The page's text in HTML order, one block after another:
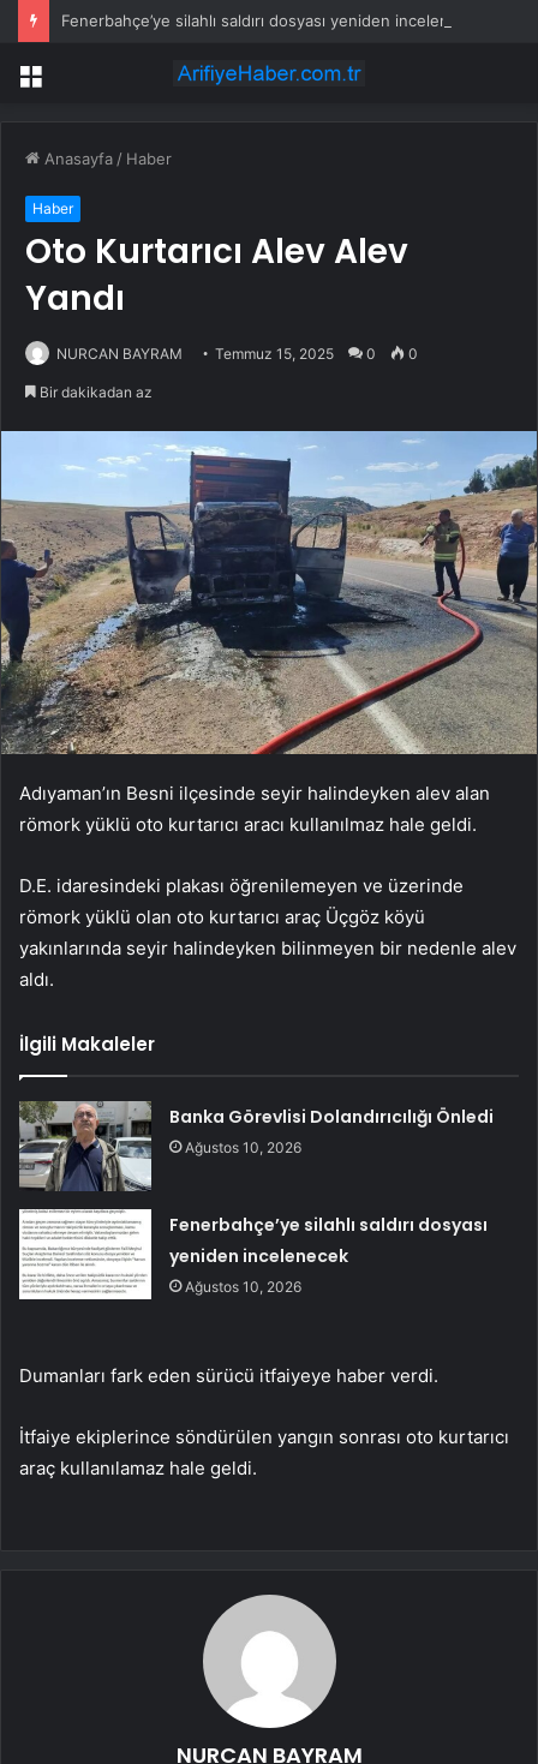
Fenerbahçe’ye silahlı saldırı dosyası yeniden incelenecek
Menü
Anasayfa / Haber
Haber
Oto Kurtarıcı Alev Alev
Yandı
NURCAN BAYRAM Temmuz 15, 2025 0 0
Bir dakikadan az
Adıyaman’ın Besni ilçesinde seyir halindeyken alev alan
römork yüklü oto kurtarıcı aracı kullanılmaz hale geldi.
D.E. idaresindeki plakası öğrenilemeyen ve üzerinde
römork yüklü olan oto kurtarıcı araç Üçgöz köyü
yakınlarında seyir halindeyken bilinmeyen bir nedenle alev
aldı.
İlgili Makaleler
Banka Görevlisi Dolandırıcılığı Önledi
Ağustos 10, 2026
Fenerbahçe’ye silahlı saldırı dosyası
yeniden incelenecek
Ağustos 10, 2026
Dumanları fark eden sürücü itfaiyeye haber verdi.
İtfaiye ekiplerince söndürülen yangın sonrası oto kurtarıcı
araç kullanılamaz hale geldi.
NURCAN BAYRAM